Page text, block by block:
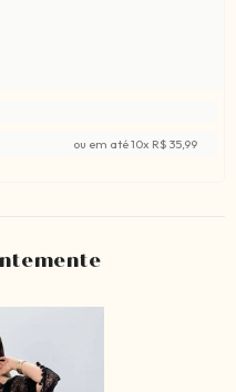
ou em até10x R$ 35,99